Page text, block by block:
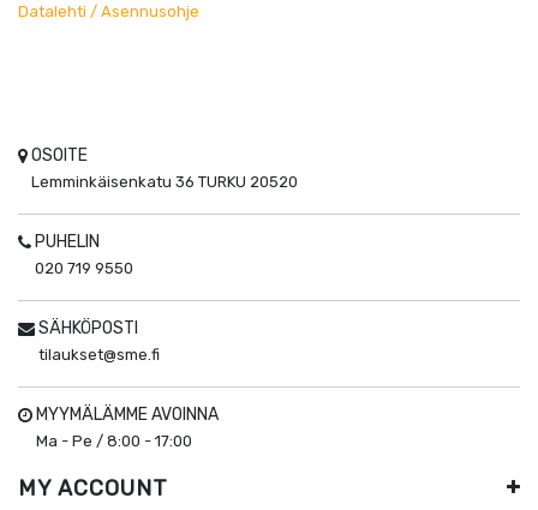
Datalehti / Asennusohje
OSOITE
Lemminkäisenkatu 36 TURKU 20520
PUHELIN
020 719 9550
SÄHKÖPOSTI
tilaukset@sme.fi
MYYMÄLÄMME AVOINNA
Ma - Pe / 8:00 - 17:00
MY ACCOUNT